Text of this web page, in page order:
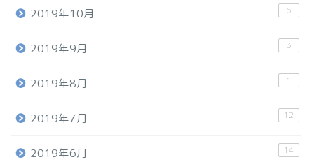
2019年10月 6
2019年9月 3
2019年8月 1
2019年7月 12
2019年6月 14